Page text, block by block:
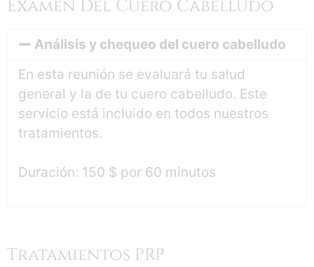
Examen Del Cuero Cabelludo
Análisis y chequeo del cuero cabelludo
En esta reunión se evaluará tu salud
general y la de tu cuero cabelludo. Este
servicio está incluido en todos nuestros
tratamientos.
Duración: 150 $ por 60 minutos
Tratamientos PRP